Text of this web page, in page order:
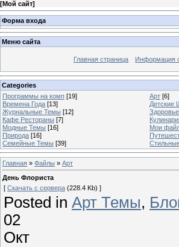
[Мой сайт]
Форма входа
Меню сайта
Главная страница Информация
Categories
Программы на комп [19] Арт [6]
Времена Года [13] Детские
Журнальные Темы [12]
Кафе Рестораны [7]
Модные Темы [16] Мои
Природа [16]
Семейные Темы [39]
Главная » Файлы » Арт
День Флориста
[ Скачать с сервера (228.4 Kb) ]
Posted in Арт Темы,
02
Окт